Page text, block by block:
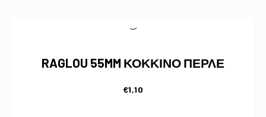
RAGLOU 55MM ΚΟΚΚΙΝΟ ΠΕΡΛΕ
€1,10